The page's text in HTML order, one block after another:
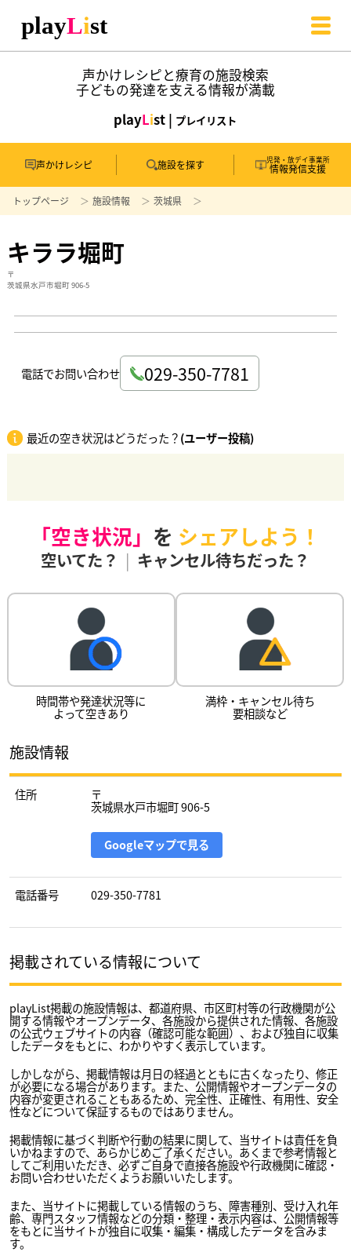
声かけレシピと療育の施設検索
子どもの発達を支える情報が満載
playList | プレイリスト
声かけレシピ 施設を探す 児発・放デイ事業所
情報発信支援
トップページ 施設情報 茨城県
キララ堀町
〒
茨城県水戸市堀町 906-5
電話でお問い合わせ 029-350-7781
最近の空き状況はどうだった？(ユーザー投稿)
「空き状況」 を シェアしよう！
空いてた？ | キャンセル待ちだった？
時間帯や発達状況等に
よって空きあり
満枠・キャンセル待ち
要相談など
施設情報
住所 〒
茨城県水戸市堀町 906-5
Googleマップで見る
電話番号 029-350-7781
掲載されている情報について
playList掲載の施設情報は、都道府県、市区町村等の行政機関が公
開する情報やオープンデータ、各施設から提供された情報、各施設
の公式ウェブサイトの内容（確認可能な範囲）、および独自に収集
したデータをもとに、わかりやすく表示しています。
しかしながら、掲載情報は月日の経過とともに古くなったり、修正
が必要になる場合があります。また、公開情報やオープンデータの
内容が変更されることもあるため、完全性、正確性、有用性、安全
性などについて保証するものではありません。
掲載情報に基づく判断や行動の結果に関して、当サイトは責任を負
いかねますので、あらかじめご了承ください。あくまで参考情報と
してご利用いただき、必ずご自身で直接各施設や行政機関に確認・
お問い合わせいただくようお願いいたします。
また、当サイトに掲載している情報のうち、障害種別、受け入れ年
齢、専門スタッフ情報などの分類・整理・表示内容は、公開情報等
をもとに当サイトが独自に収集・編集・構成したデータを含みま
す。